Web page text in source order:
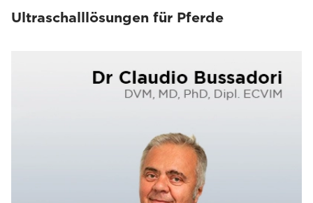
Ultraschalllösungen für Pferde